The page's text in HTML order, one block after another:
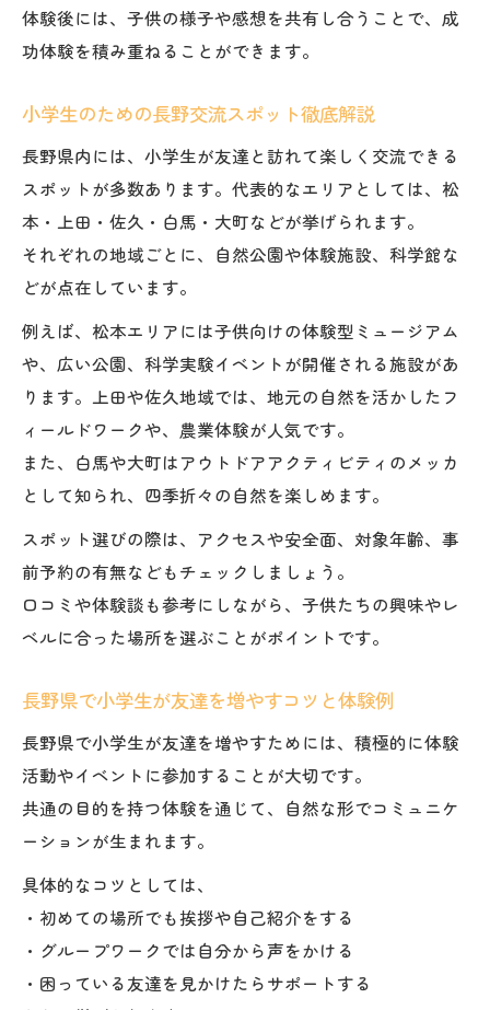
体験後には、子供の様子や感想を共有し合うことで、成
功体験を積み重ねることができます。
小学生のための長野交流スポット徹底解説
長野県内には、小学生が友達と訪れて楽しく交流できる
スポットが多数あります。代表的なエリアとしては、松
本・上田・佐久・白馬・大町などが挙げられます。
それぞれの地域ごとに、自然公園や体験施設、科学館な
どが点在しています。
例えば、松本エリアには子供向けの体験型ミュージアム
や、広い公園、科学実験イベントが開催される施設があ
ります。上田や佐久地域では、地元の自然を活かしたフ
ィールドワークや、農業体験が人気です。
また、白馬や大町はアウトドアアクティビティのメッカ
として知られ、四季折々の自然を楽しめます。
スポット選びの際は、アクセスや安全面、対象年齢、事
前予約の有無などもチェックしましょう。
口コミや体験談も参考にしながら、子供たちの興味やレ
ベルに合った場所を選ぶことがポイントです。
長野県で小学生が友達を増やすコツと体験例
長野県で小学生が友達を増やすためには、積極的に体験
活動やイベントに参加することが大切です。
共通の目的を持つ体験を通じて、自然な形でコミュニケ
ーションが生まれます。
具体的なコツとしては、
・初めての場所でも挨拶や自己紹介をする
・グループワークでは自分から声をかける
・困っている友達を見かけたらサポートする